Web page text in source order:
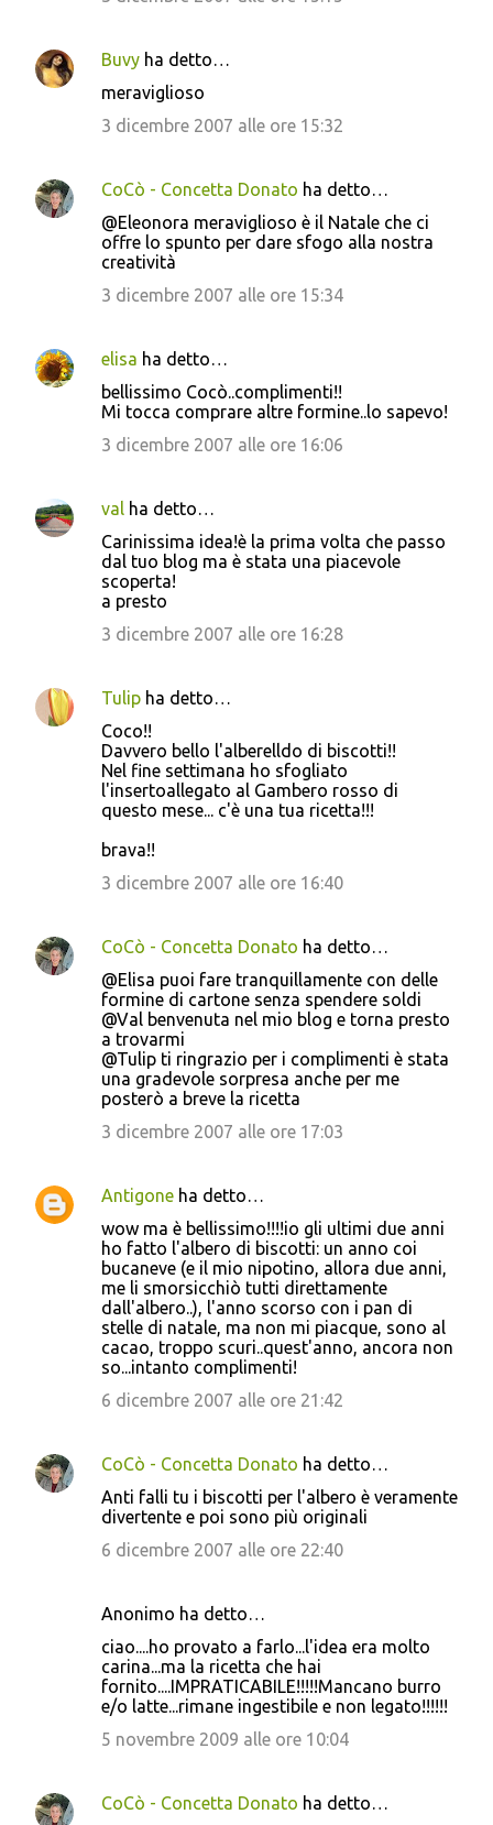
Buvy ha detto…
meraviglioso
3 dicembre 2007 alle ore 15:32
CoCò - Concetta Donato ha detto…
@Eleonora meraviglioso è il Natale che ci
offre lo spunto per dare sfogo alla nostra
creatività
3 dicembre 2007 alle ore 15:34
elisa ha detto…
bellissimo Cocò..complimenti!!
Mi tocca comprare altre formine..lo sapevo!
3 dicembre 2007 alle ore 16:06
val ha detto…
Carinissima idea!è la prima volta che passo
dal tuo blog ma è stata una piacevole
scoperta!
a presto
3 dicembre 2007 alle ore 16:28
Tulip ha detto…
Coco!!
Davvero bello l'alberelldo di biscotti!!
Nel fine settimana ho sfogliato
l'insertoallegato al Gambero rosso di
questo mese... c'è una tua ricetta!!!
brava!!
3 dicembre 2007 alle ore 16:40
CoCò - Concetta Donato ha detto…
@Elisa puoi fare tranquillamente con delle
formine di cartone senza spendere soldi
@Val benvenuta nel mio blog e torna presto
a trovarmi
@Tulip ti ringrazio per i complimenti è stata
una gradevole sorpresa anche per me
posterò a breve la ricetta
3 dicembre 2007 alle ore 17:03
Antigone ha detto…
wow ma è bellissimo!!!!io gli ultimi due anni
ho fatto l'albero di biscotti: un anno coi
bucaneve (e il mio nipotino, allora due anni,
me li smorsicchiò tutti direttamente
dall'albero..), l'anno scorso con i pan di
stelle di natale, ma non mi piacque, sono al
cacao, troppo scuri..quest'anno, ancora non
so...intanto complimenti!
6 dicembre 2007 alle ore 21:42
CoCò - Concetta Donato ha detto…
Anti falli tu i biscotti per l'albero è veramente
divertente e poi sono più originali
6 dicembre 2007 alle ore 22:40
Anonimo ha detto…
ciao....ho provato a farlo...l'idea era molto
carina...ma la ricetta che hai
fornito....IMPRATICABILE!!!!!Mancano burro
e/o latte...rimane ingestibile e non legato!!!!!!
5 novembre 2009 alle ore 10:04
CoCò - Concetta Donato ha detto…